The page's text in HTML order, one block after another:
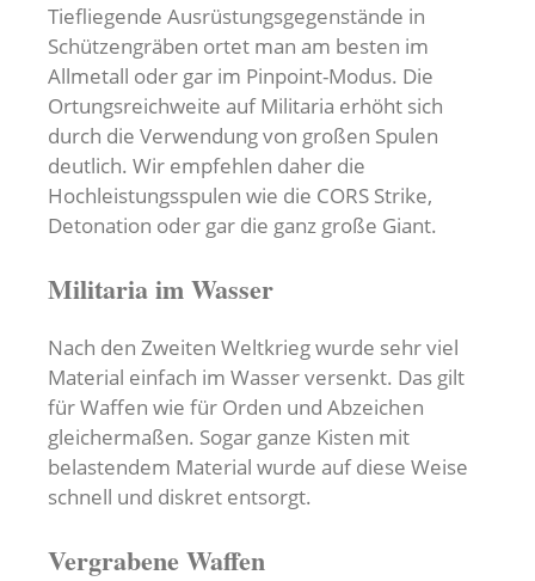
Tiefliegende Ausrüstungsgegenstände in
Schützengräben ortet man am besten im
Allmetall oder gar im Pinpoint-Modus. Die
Ortungsreichweite auf Militaria erhöht sich
durch die Verwendung von großen Spulen
deutlich. Wir empfehlen daher die
Hochleistungsspulen wie die CORS Strike,
Detonation oder gar die ganz große Giant.
Militaria im Wasser
Nach den Zweiten Weltkrieg wurde sehr viel
Material einfach im Wasser versenkt. Das gilt
für Waffen wie für Orden und Abzeichen
gleichermaßen. Sogar ganze Kisten mit
belastendem Material wurde auf diese Weise
schnell und diskret entsorgt.
Vergrabene Waffen